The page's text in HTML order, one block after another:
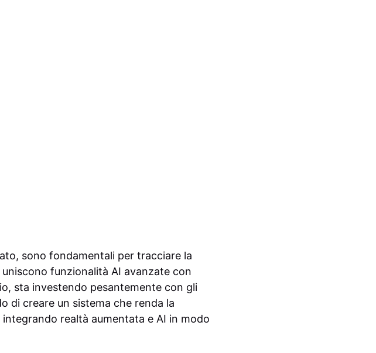
sono fondamentali per tracciare la
funzionalità AI avanzate con
sta investendo pesantemente con gli
di creare un sistema che renda la
realtà aumentata e AI in modo